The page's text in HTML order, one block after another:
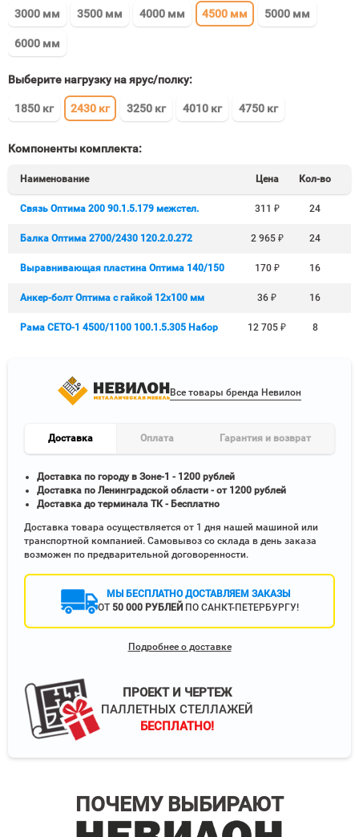
3000 мм 3500 мм 4000 мм 4500 мм 5000 мм
6000 мм
Выберите нагрузку на ярус/полку:
1850 кг 2430 кг 3250 кг 4010 кг 4750 кг
Компоненты комплекта:
Наименование Цена Кол-во
Связь Оптима 200 90.1.5.179 межстел. 311 ₽ 24
Балка Оптима 2700/2430 120.2.0.272 2 965 ₽ 24
Выравнивающая пластина Оптима 140/150 170 ₽ 16
Анкер-болт Оптима с гайкой 12x100 мм 36₽ 16
Рама СЕТО-1 4500/1100 100.1.5.305 Набор 12 705₽ 8
Все товары бренда Невилон
Доставка Оплата Гарантия и возврат
Доставка по городу в Зоне-1 - 1200 рублей
Доставка по Ленинградской области - от 1200 рублей
Доставка до терминала ТК - Бесплатно
Доставка товара осуществляется от 1 дня нашей машиной или
транспортной компанией. Самовывоз со склада в день заказа
возможен по предварительной договоренности.
МЫ БЕСПЛАТНО ДОСТАВЛЯЕМ ЗАКАЗЫ
ОТ 50 000 РУБЛЕЙ ПО САНКТ-ПЕТЕРБУРГУ!
Подробнее о доставке
ПРОЕКТ И ЧЕРТЕЖ
ПАЛЛЕТНЫХ СТЕЛЛАЖЕЙ
БЕСПЛАТНО!
ПОЧЕМУ ВЫБИРАЮТ